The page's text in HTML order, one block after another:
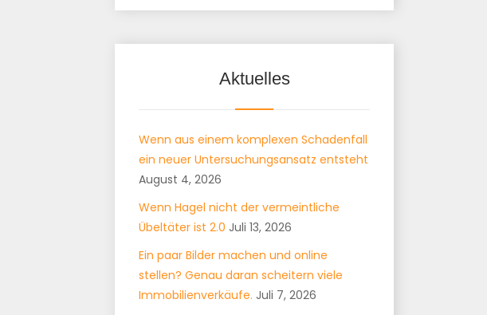
Aktuelles
Wenn aus einem komplexen Schadenfall
ein neuer Untersuchungsansatz entsteht
August 4, 2026
Wenn Hagel nicht der vermeintliche
Übeltäter ist 2.0 Juli 13, 2026
Ein paar Bilder machen und online
stellen? Genau daran scheitern viele
Immobilienverkäufe. Juli 7, 2026